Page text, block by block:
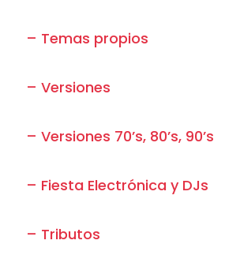
– Temas propios
– Versiones
– Versiones 70’s, 80’s, 90’s
– Fiesta Electrónica y DJs
– Tributos